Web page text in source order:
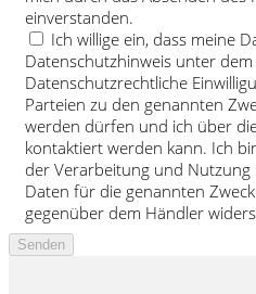
einverstanden.
Ich willige ein, dass meine
Datenschutzhinweis unter
Datenschutzrechtliche
Parteien zu den genannten
werden dürfen und ich über
kontaktiert werden kann. Ich
der Verarbeitung und
Daten für die genannten
gegenüber dem Händler